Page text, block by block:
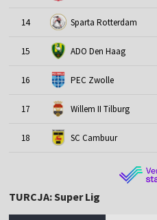
14 Sparta Rotterdam
15 ADO Den Haag
16 PEC Zwolle
17 Willem II Tilburg
18 SC Cambuur
TURCJA: Super Lig